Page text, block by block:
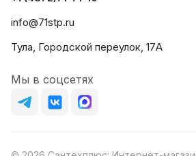
info@71stp.ru
Тула, Городской переулок, 17А
Мы в соцсетях